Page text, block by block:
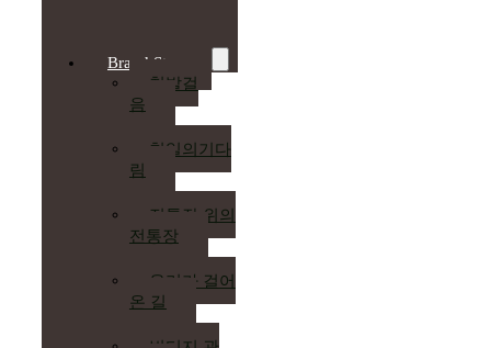
Brand Story
첫발걸
음
천일의기다
림
전통장 위의
전통장
우리가 걸어
온 길